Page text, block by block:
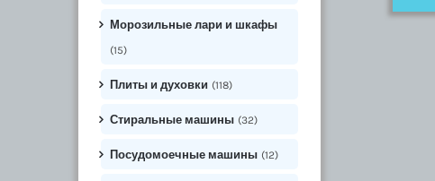
Морозильные лари и шкафы
(15)
Плиты и духовки (118)
Стиральные машины (32)
Посудомоечные машины (12)